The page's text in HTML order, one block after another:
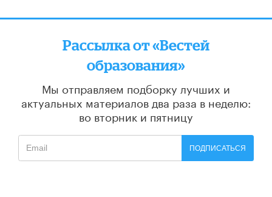
Рассылка от «Вестей
образования»
Мы отправляем подборку лучших и
актуальных материалов два раза в неделю:
во вторник и пятницу
ПОДПИСАТЬСЯ